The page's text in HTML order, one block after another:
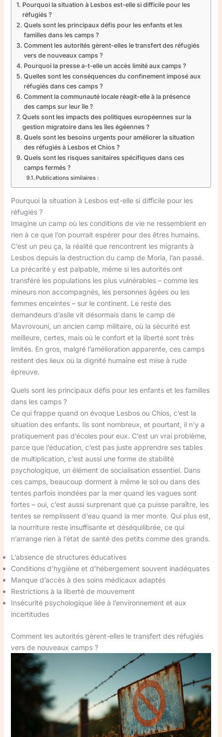
Pourquoi la situation à Lesbos est-elle si difficile pour les
réfugiés ?
Quels sont les principaux défis pour les enfants et les
familles dans les camps ?
Comment les autorités gèrent-elles le transfert des réfugiés
vers de nouveaux camps ?
Pourquoi la presse a-t-elle un accès limité aux camps ?
Quelles sont les conséquences du confinement imposé aux
réfugiés dans ces camps ?
Comment la communauté locale réagit-elle à la présence
des camps sur leur île ?
Quels sont les impacts des politiques européennes sur la
gestion migratoire dans les îles égéennes ?
Quels sont les besoins urgents pour améliorer la situation
des réfugiés à Lesbos et Chios ?
Quels sont les risques sanitaires spécifiques dans ces
camps fermés ?
Publications similaires :
Pourquoi la situation à Lesbos est-elle si difficile pour les
réfugiés ?
Imagine un camp où les conditions de vie ne ressemblent en
rien à ce que l’on pourrait espérer pour des êtres humains.
C’est un peu ça, la réalité que rencontrent les migrants à
Lesbos depuis la destruction du camp de Moria, l’an passé.
La précarité y est palpable, même si les autorités ont
transféré les populations les plus vulnérables – comme les
mineurs non accompagnés, les personnes âgées ou les
femmes enceintes – sur le continent. Le reste des
demandeurs d’asile vit désormais dans le camp de
Mavrovouni, un ancien camp militaire, où la sécurité est
meilleure, certes, mais où le confort et la liberté sont très
limités. En gros, malgré l’amélioration apparente, ces camps
restent des lieux où la dignité humaine est mise à rude
épreuve.
Quels sont les principaux défis pour les enfants et les familles
dans les camps ?
Ce qui frappe quand on évoque Lesbos ou Chios, c’est la
situation des enfants. Ils sont nombreux, et pourtant, il n’y a
pratiquement pas d’écoles pour eux. C’est un vrai problème,
parce que l’éducation, c’est pas juste apprendre ses tables
de multiplication, c’est aussi une forme de stabilité
psychologique, un élément de socialisation essentiel. Dans
ces camps, beaucoup dorment à même le sol ou dans des
tentes parfois inondées par la mer quand les vagues sont
fortes – oui, c’est aussi surprenant que ça puisse paraître, les
tentes se remplissent d’eau quand la mer monte. Qui plus est,
la nourriture reste insuffisante et déséquilibrée, ce qui
n’arrange rien à l’état de santé des petits comme des grands.
L’absence de structures éducatives
Conditions d’hygiène et d’hébergement souvent inadéquates
Manque d’accès à des soins médicaux adaptés
Restrictions à la liberté de mouvement
Insécurité psychologique liée à l’environnement et aux
incertitudes
Comment les autorités gèrent-elles le transfert des réfugiés
vers de nouveaux camps ?